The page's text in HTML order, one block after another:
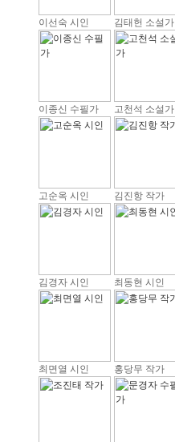
이선숙 시인 김태헌 소설가
이종신 수필가 고천석 소설가
고순옥 시인 김진항 작가
김경자 시인 최동현 시인
최면열 시인 홍당무 작가